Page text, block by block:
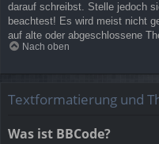
darauf schreibst. Stelle jedoch
beachtest! Es wird meist nicht
auf alte oder abgeschlossene
Nach oben
Textformatierung und
Was ist BBCode?